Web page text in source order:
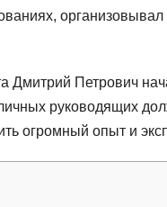
Дмитрий Петрович
руководящих
огромный опыт и